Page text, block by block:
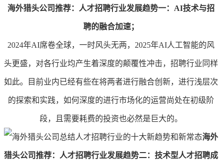
海外猎头公司推荐：人才招聘行业发展趋势一：AI技术与招
聘的融合加速；
2024年AI席卷全球，一时风头无两，2025年AI人工智能的风
头更盛，对各行业均产生着深度的颠覆性冲击，招聘行业同样
如此。目前业内已经有些在将两者进行融合创新，进行浅层次
的探索和实践，如何深度的进行市场化的运营尚处在初级阶
段，且需要耗费的投资也必然是巨大的。
海外
猎头公司推荐：人才招聘行业发展趋势二：技术型人才招聘成